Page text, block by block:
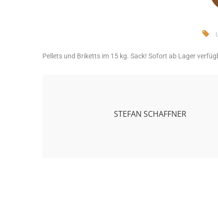
Pellets und Briketts im 15 kg. Sack! Sofort ab Lager
STEFAN SCHAFFNER